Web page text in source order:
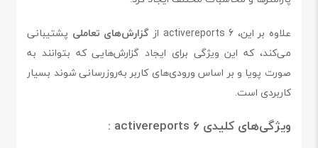
علاوه بر این، activereports 6 از
گزارش‌های تعاملی پشتیبانی
می‌کند، که این ویژگی برای ایجاد گزارش‌هایی که بتوانند به
صورت پویا و بر اساس ورودی‌های کاربر به‌روزرسانی شوند بسیار
کاربردی است.
ویژگی‌های کلیدی activereports 6 :